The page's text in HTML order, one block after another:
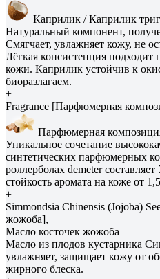
Каприлик / Каприлик
Натуральный компонент,
Смягчает, увлажняет кожу, не
Лёгкая консистенция подходит
кожи. Каприлик устойчив к
биоразлагаем.
+
Fragrance [Парфюмерная
Парфюмерная
Уникальное сочетание
синтетических парфюмерных
роллерболах demeter
стойкость аромата на коже от
+
Simmondsia Сhinensis (Jojoba)
жожоба],
Масло косточек жожоба
Масло из плодов кустарника
увлажняет, защищает кожу от
жирного блеска.